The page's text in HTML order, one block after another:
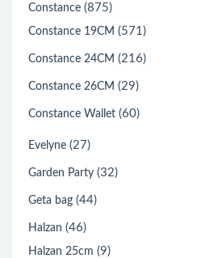
Constance (875)
Constance 19CM (571)
Constance 24CM (216)
Constance 26CM (29)
Constance Wallet (60)
Evelyne (27)
Garden Party (32)
Geta bag (44)
Halzan (46)
Halzan 25cm (9)